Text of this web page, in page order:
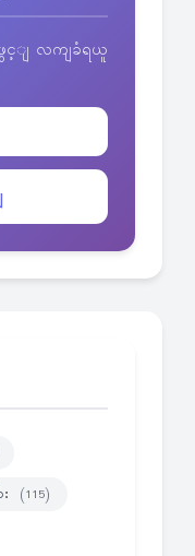
ဖွင့ျ လကျခံရယူ
(115)